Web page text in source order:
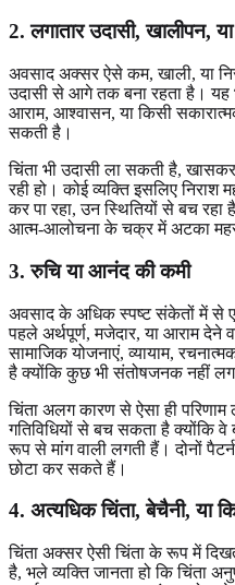
2. लगातार उदासी, खालीपन,
अवसाद अक्सर ऐसे कम, खाली, या
उदासी से आगे तक बना रहता है।
आराम, आश्वासन, या किसी
सकती है।
चिंता भी उदासी ला सकती है,
रही हो। कोई व्यक्ति इसलिए
कर पा रहा, उन स्थितियों से बच
आत्म-आलोचना के चक्र में अटका
3. रुचि या आनंद की कमी
अवसाद के अधिक स्पष्ट संकेतों में से
पहले अर्थपूर्ण, मजेदार, या आराम देने
सामाजिक योजनाएं, व्यायाम,
है क्योंकि कुछ भी संतोषजनक नहीं
चिंता अलग कारण से ऐसा ही
गतिविधियों से बच सकता है क्योंकि वे
रूप से मांग वाली लगती हैं। दोनों
छोटा कर सकते हैं।
4. अत्यधिक चिंता, बेचैनी, या
चिंता अक्सर ऐसी चिंता के रूप में
है, भले व्यक्ति जानता हो कि चिंता